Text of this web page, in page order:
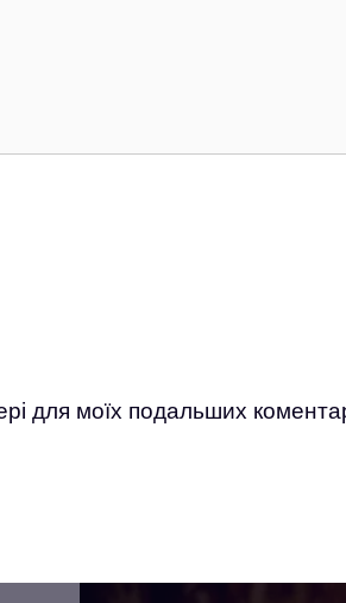
для моїх подальших